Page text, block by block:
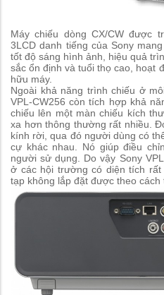
Máy chiếu dòng CX/CW được
3LCD danh tiếng của Sony
tốt độ sáng hình ảnh, hiệu quả
sắc ổn định và tuổi thọ cao, hoạt
hữu máy.
Ngoài khả năng trình chiếu ở
VPL-CW256 còn tích hợp khả
chiếu lên một màn chiếu kích
xa hơn thông thường rất nhiều.
kính rời, qua đó người dùng có
cự khác nhau. Nó giúp điều
người sử dụng. Do vậy Sony
ở các hội trường có diện tích
tạp không lắp đặt được theo cách